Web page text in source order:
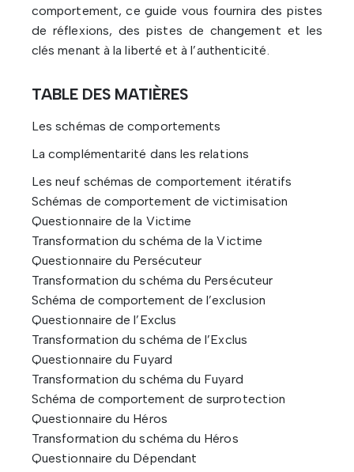
comportement, ce guide vous fournira des pistes
de réflexions, des pistes de changement et les
clés menant à la liberté et à l’authenticité.
TABLE DES MATIÈRES
Les schémas de comportements
La complémentarité dans les relations
Les neuf schémas de comportement itératifs
Schémas de comportement de victimisation
Questionnaire de la Victime
Transformation du schéma de la Victime
Questionnaire du Persécuteur
Transformation du schéma du Persécuteur
Schéma de comportement de l’exclusion
Questionnaire de l’Exclus
Transformation du schéma de l’Exclus
Questionnaire du Fuyard
Transformation du schéma du Fuyard
Schéma de comportement de surprotection
Questionnaire du Héros
Transformation du schéma du Héros
Questionnaire du Dépendant